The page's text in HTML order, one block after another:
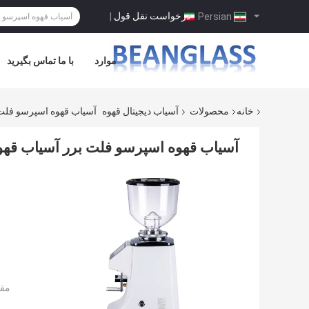
درخواست نقل قول |
با ما تماس بگیرید موارد
خانه محصولات آسیاب دیجیتال قهوه آسیاب قهوه اسپرسو
آسیاب قهوه اسپرسو فلت برر آسیاب